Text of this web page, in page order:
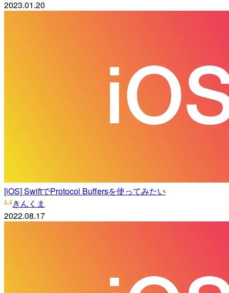
2023.01.20
[iOS] SwiftでProtocol Buffersを使ってみたい
きんくま
2022.08.17